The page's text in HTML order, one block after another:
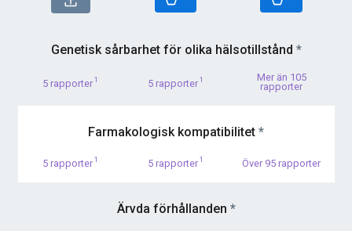
Genetisk sårbarhet för olika hälsotillstånd *
5 rapporter 1 5 rapporter 1
Mer än 105
rapporter
Farmakologisk kompatibilitet *
5 rapporter 1 5 rapporter 1 Över 95 rapporter
Ärvda förhållanden *